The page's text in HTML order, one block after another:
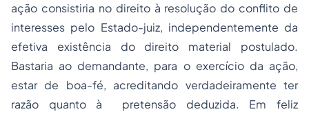
ação consistiria no direito à resolução do conflito de
interesses pelo Estado-juiz, independentemente da
efetiva existência do direito material postulado.
Bastaria ao demandante, para o exercício da ação,
estar de boa-fé, acreditando verdadeiramente ter
razão quanto à pretensão deduzida. Em feliz